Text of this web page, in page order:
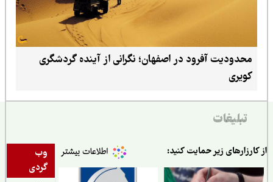
محدودیت آفرود در اصفهان؛ نگرانی از آینده گردشگری
کویری
تبلیغات
وب
گردی
زیر حمایت کنید: